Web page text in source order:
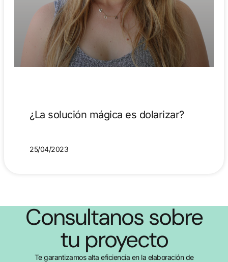
¿La solución mágica es dolarizar?
25/04/2023
Consultanos sobre
tu proyecto
Te garantizamos alta eficiencia en la elaboración de